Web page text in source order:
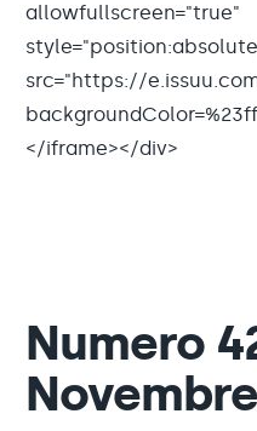
allowfullscreen="true"
src="https://
</iframe></div>
Numero